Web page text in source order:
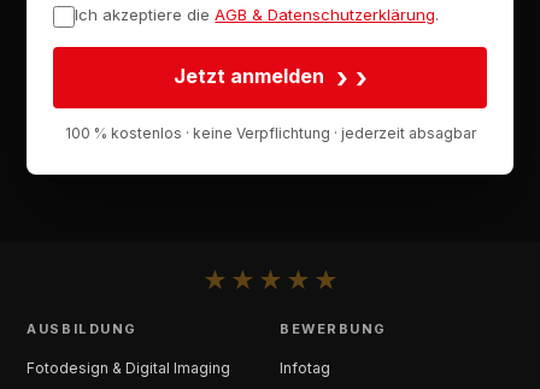
Ich akzeptiere die AGB & Datenschutzerklärung.
Jetzt anmelden ›
100 % kostenlos · keine Verpflichtung · jederzeit absagbar
★ ★ ★ ★ ★
AUSBILDUNG
Fotodesign & Digital Imaging
BEWERBUNG
Infotag